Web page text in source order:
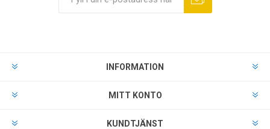
INFORMATION
MITT KONTO
KUNDTJÄNST